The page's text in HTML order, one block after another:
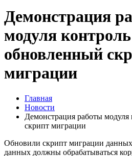
Демонстрация
модуля
обновленный
миграции
Главная
Новости
Демонстрация работы
скрипт миграции
Обновили скрипт миграции
данных должны обрабатываться